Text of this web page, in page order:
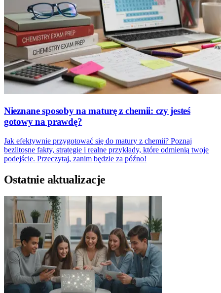
Nieznane sposoby na maturę z chemii: czy jesteś
gotowy na prawdę?
Jak efektywnie przygotować się do matury z chemii? Poznaj
bezlitosne fakty, strategie i realne przykłady, które odmienią twoje
podejście. Przeczytaj, zanim będzie za późno!
Ostatnie aktualizacje